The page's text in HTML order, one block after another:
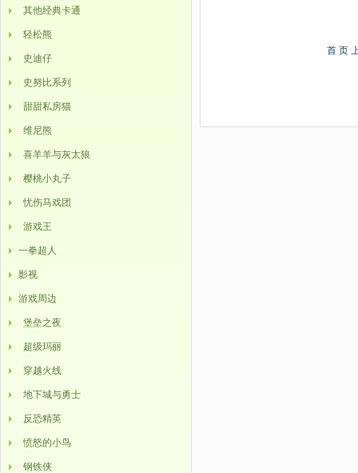
其他经典卡通
轻松熊
史迪仔
史努比系列
甜甜私房猫
维尼熊
喜羊羊与灰太狼
樱桃小丸子
忧伤马戏团
游戏王
一拳超人
影视
游戏周边
堡垒之夜
超级玛丽
穿越火线
地下城与勇士
反恐精英
愤怒的小鸟
钢铁侠
首 页